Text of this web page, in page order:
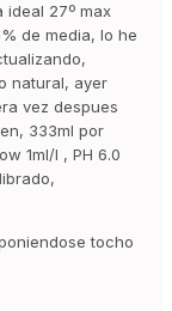
ideal 27º max
de media, lo he
natural, ayer
vez despues
333ml por
1ml/l , PH 6.0
tocho